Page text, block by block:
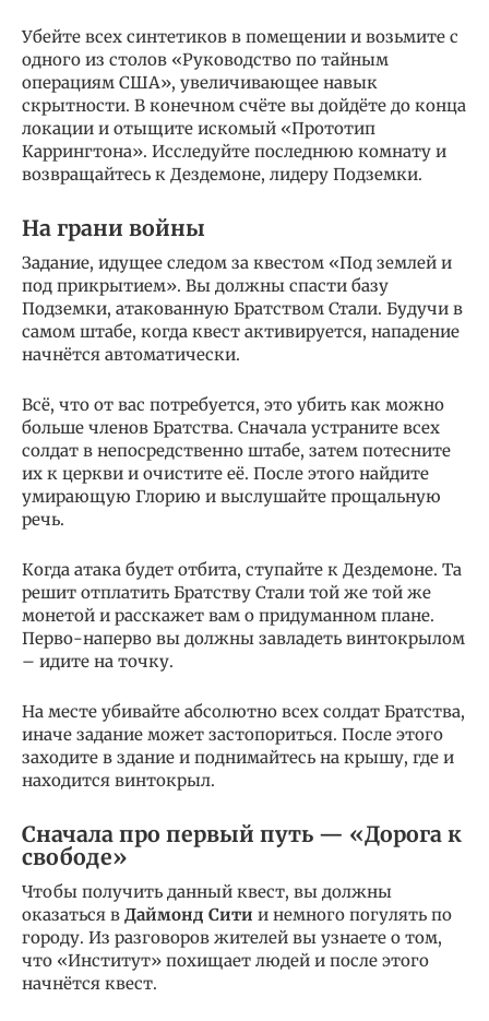
Убейте всех синтетиков в помещении и возьмите с
одного из столов «Руководство по тайным
операциям США», увеличивающее навык
скрытности. В конечном счёте вы дойдёте до конца
локации и отыщите искомый «Прототип
Каррингтона». Исследуйте последнюю комнату и
возвращайтесь к Дездемоне, лидеру Подземки.
На грани войны
Задание, идущее следом за квестом «Под землей и
под прикрытием». Вы должны спасти базу
Подземки, атакованную Братством Стали. Будучи в
самом штабе, когда квест активируется, нападение
начнётся автоматически.
Всё, что от вас потребуется, это убить как можно
больше членов Братства. Сначала устраните всех
солдат в непосредственно штабе, затем потесните
их к церкви и очистите её. После этого найдите
умирающую Глорию и выслушайте прощальную
речь.
Когда атака будет отбита, ступайте к Дездемоне. Та
решит отплатить Братству Стали той же той же
монетой и расскажет вам о придуманном плане.
Перво-наперво вы должны завладеть винтокрылом
– идите на точку.
На месте убивайте абсолютно всех солдат Братства,
иначе задание может застопориться. После этого
заходите в здание и поднимайтесь на крышу, где и
находится винтокрыл.
Сначала про первый путь — «Дорога к
свободе»
Чтобы получить данный квест, вы должны
оказаться в Даймонд Сити и немного погулять по
городу. Из разговоров жителей вы узнаете о том,
что «Институт» похищает людей и после этого
начнётся квест.